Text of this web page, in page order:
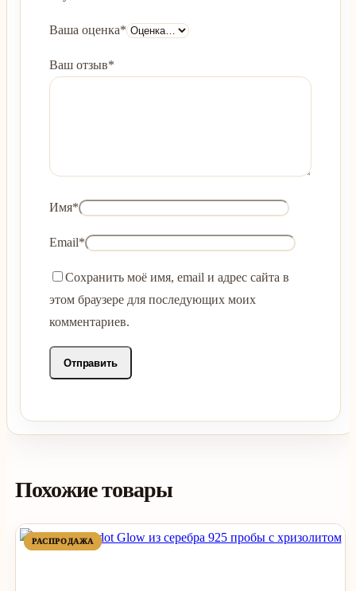
Ваша оценка*
Ваш отзыв*
Имя*
Email*
Сохранить моё имя, email и адрес сайта в
этом браузере для последующих моих
комментариев.
Похожие товары
РАСПРОДАЖА ПРОДАВАЕМЫЙ
ТОВАР
РАСПРОДАЖА ПРОДАВАЕМЫЙ
ТОВАР